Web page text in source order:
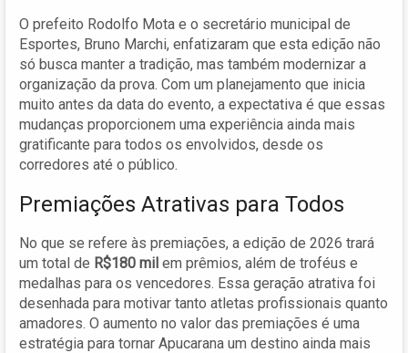
O prefeito Rodolfo Mota e o secretário municipal de
Esportes, Bruno Marchi, enfatizaram que esta edição não
só busca manter a tradição, mas também modernizar a
organização da prova. Com um planejamento que inicia
muito antes da data do evento, a expectativa é que essas
mudanças proporcionem uma experiência ainda mais
gratificante para todos os envolvidos, desde os
corredores até o público.
Premiações Atrativas para Todos
No que se refere às premiações, a edição de 2026 trará
um total de R$180 mil em prêmios, além de troféus e
medalhas para os vencedores. Essa geração atrativa foi
desenhada para motivar tanto atletas profissionais quanto
amadores. O aumento no valor das premiações é uma
estratégia para tornar Apucarana um destino ainda mais